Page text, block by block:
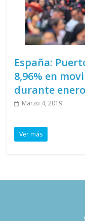
España:
8,96% en
durante enero
Marzo 4, 2019
Ver más